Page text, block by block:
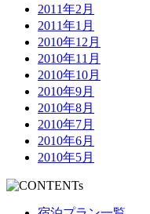
2011年2月
2011年1月
2010年12月
2010年11月
2010年10月
2010年9月
2010年8月
2010年7月
2010年6月
2010年5月